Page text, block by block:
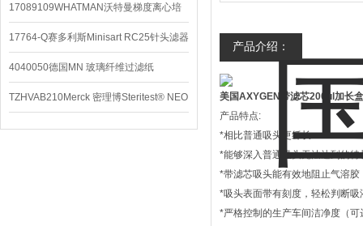
配件
17089109WHATMAN沃特曼梯度离心培
养基
17764-Q赛多利斯Minisart RC25针头滤器
4040050德国MN 玻璃纤维过滤纸
TZHVAB210Merck 密理博Steritest® NEO
设备
产品介绍：
美国AXYGEN带滤芯200ul加长
产品特点:
*相比普通吸头更纤长
*能够深入普通吸头无法达到的
*带滤芯吸头能有效地阻止气溶胶
*吸头表面带有刻度，轻松判断吸
*严格控制的生产车间洁净度（可